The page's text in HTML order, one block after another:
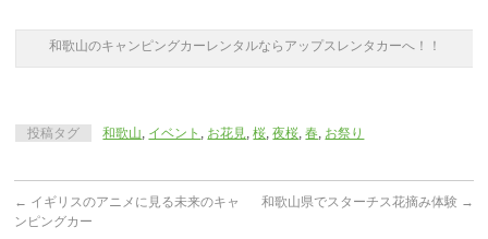
和歌山のキャンピングカーレンタルならアップスレンタカーへ！！
投稿タグ 和歌山, イベント , お花見,桜,夜桜,春, お祭り
← イギリスのアニメに見る未来のキャ
ンピングカー
和歌山県でスターチス花摘み体験 →